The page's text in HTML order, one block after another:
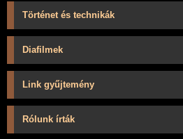
Történet és technikák
Diafilmek
Link gyűjtemény
Rólunk írták